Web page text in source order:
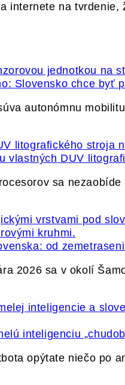
internete na
Slovensko chce byť
autonómnu
vlastných DUV
sa
od
2026 sa v okolí
inteligenciu
opýtate niečo po